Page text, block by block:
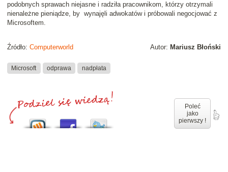
podobnych sprawach niejasne i radziła pracownikom, którzy otrzymali
nienależne pieniądze, by wynajęli adwokatów i próbowali negocjować z
Microsoftem.
Autor: Mariusz Błoński
Źródło: Computerworld
Microsoft odprawa nadpłata
Poleć
jako
pierwszy !